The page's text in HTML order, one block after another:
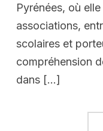
Pyrénées, où
associations,
scolaires et
compréhension
dans […]